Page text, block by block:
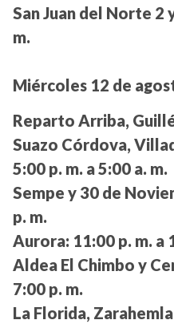
San Juan del Norte 2
m.
Miércoles 12 de
Reparto Arriba,
Suazo Córdova,
5:00 p. m. a 5:00 a. m.
Sempe y 30 de
p. m.
Aurora: 11:00 p. m. a
Aldea El Chimbo y
7:00 p. m.
La Florida,